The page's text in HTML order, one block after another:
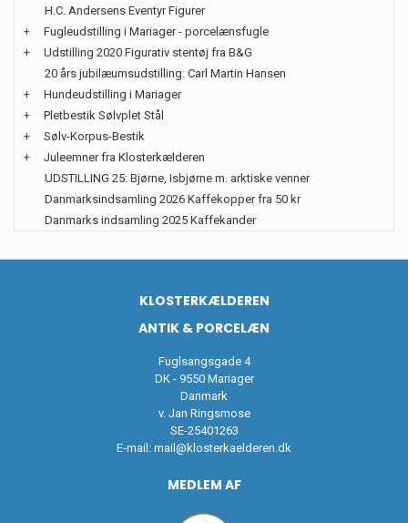
H.C. Andersens Eventyr Figurer
+
Fugleudstilling i Mariager - porcelænsfugle
+
Udstilling 2020 Figurativ stentøj fra B&G
20 års jubilæumsudstilling: Carl Martin Hansen
+
Hundeudstilling i Mariager
+
Pletbestik Sølvplet Stål
+
Sølv-Korpus-Bestik
+
Juleemner fra Klosterkælderen
UDSTILLING 25: Bjørne, Isbjørne m. arktiske venner
Danmarksindsamling 2026 Kaffekopper fra 50 kr
Danmarks indsamling 2025 Kaffekander
KLOSTERKÆLDEREN
ANTIK & PORCELÆN
Fuglsangsgade 4
DK - 9550 Mariager
Danmark
v. Jan Ringsmose
SE-25401263
E-mail: mail@klosterkaelderen.dk
MEDLEM AF